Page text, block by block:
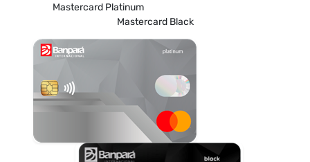
Mastercard Platinum
Mastercard Black